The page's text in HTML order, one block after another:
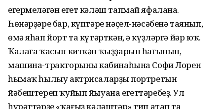
егермеләгән егет кә­ләш тапмай яфалана.
Һөнәрҙәре бар, күптәре нәҫел-нәсәбенә таянып,
өмә яһап йорт та күтәрткән, ә күҙләргә йәр юҡ.
Ҡалаға ҡасып киткән ҡыҙҙарын һағынып,
машина-тракторының кабинаһына Софи Лорен
һымаҡ һылыу актрисаларҙың портретын
йәбештереп ҡуйып йыуана егеттәребеҙ. Ул
һүрәт­тәрҙе «ҡағыҙ кә­ләштәр» тип атап та